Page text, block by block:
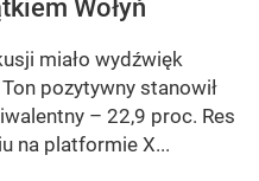
Wołyń
miało wydźwięk
pozytywny stanowił
– 22,9 proc. Res
na platformie X...